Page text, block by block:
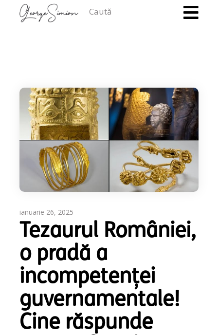
ianuarie 26, 2025
Tezaurul României,
o pradă a
incompetenței
guvernamentale!
Cine răspunde